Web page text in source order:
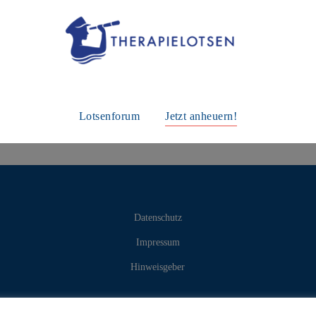
Lotsenforum Jetzt anheuern!
Datenschutz
Impressum
Hinweisgeber